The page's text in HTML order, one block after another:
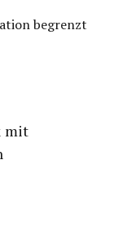
mit
begrenzt